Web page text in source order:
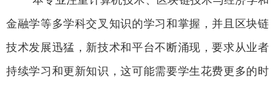
金融学等多学科交叉知识的学习和掌握，并且区块链
技术发展迅猛，新技术和平台不断涌现，要求从业者
持续学习和更新知识，这可能需要学生花费更多的时